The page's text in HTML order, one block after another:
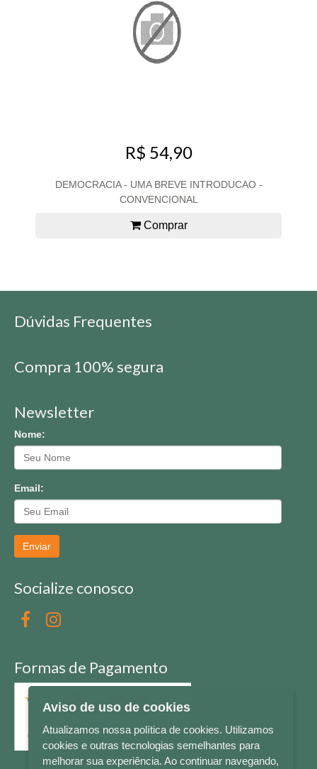
R$ 54,90
DEMOCRACIA - UMA BREVE INTRODUCAO -
CONVENCIONAL
Comprar
Dúvidas Frequentes
Compra 100% segura
Newsletter
Nome:
Email:
Enviar
Socialize conosco
Formas de Pagamento
Aviso de uso de cookies
Atualizamos nossa política de cookies. Utilizamos
cookies e outras tecnologias semelhantes para
melhorar sua experiência. Ao continuar navegando,